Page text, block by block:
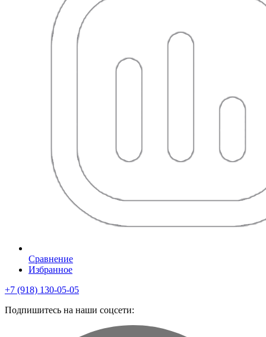
Сравнение
Избранное
+7 (918) 130-05-05
Подпишитесь на наши соцсети: